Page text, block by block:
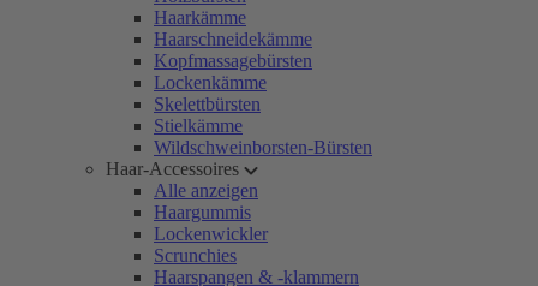
Haarkämme
Haarschneidekämme
Kopfmassagebürsten
Lockenkämme
Skelettbürsten
Stielkämme
Wildschweinborsten-Bürsten
Haar-Accessoires
Alle anzeigen
Haargummis
Lockenwickler
Scrunchies
Haarspangen & -klammern